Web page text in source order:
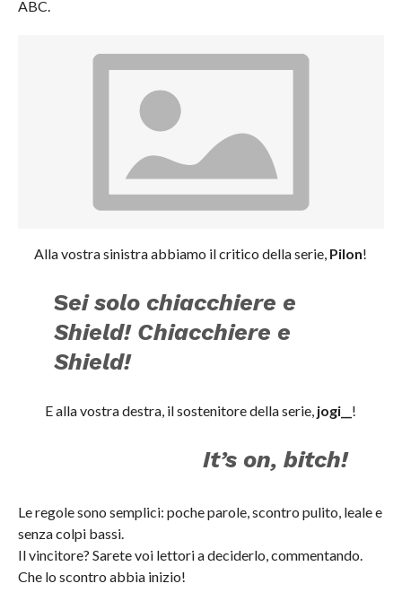
ABC.
Alla vostra sinistra abbiamo il critico della serie, Pilon!
Sei solo chiacchiere e
Shield! Chiacchiere e
Shield!
E alla vostra destra, il sostenitore della serie, jogi__ !
It’s on, bitch!
Le regole sono semplici: poche parole, scontro pulito, leale e
senza colpi bassi.
Il vincitore? Sarete voi lettori a deciderlo, commentando.
Che lo scontro abbia inizio!